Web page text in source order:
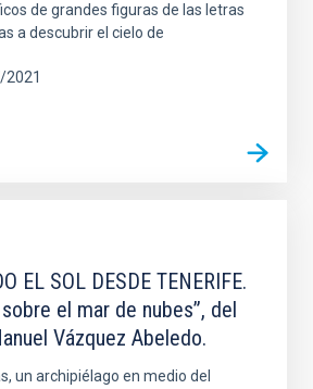
de grandes figuras de las letras
a descubrir el cielo de
2021
EL SOL DESDE TENERIFE.
el mar de nubes”, del
Vázquez Abeledo.
un archipiélago en medio del